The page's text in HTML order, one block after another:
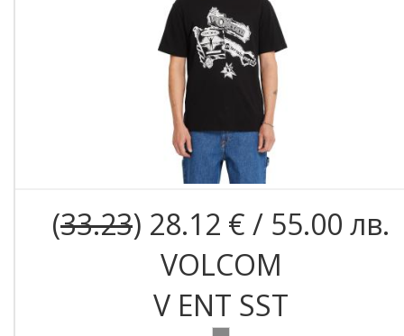
(33.23) 28.12 € / 55.00 лв.
VOLCOM
V ENT SST